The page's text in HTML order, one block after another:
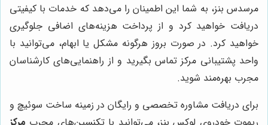
مرسدس بنز، به شما این اطمینان را می‌دهد که خدمات با کیفیتی
دریافت خواهید کرد و از پرداخت هزینه‌های اضافی جلوگیری
خواهید کرد. در صورت بروز هرگونه مشکل یا ابهام، می‌توانید با
واحد پشتیبانی مرکز تماس بگیرید و از راهنمایی‌های کارشناسان
مجرب بهره‌مند شوید.
برای دریافت مشاوره تخصصی و رایگان در زمینه ساخت سوئیچ و